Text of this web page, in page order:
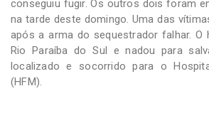
conseguiu fugir. Os outros dois foram
na tarde deste domingo. Uma das
após a arma do sequestrador falhar. O
Rio Paraíba do Sul e nadou para
localizado e socorrido para o
(HFM).